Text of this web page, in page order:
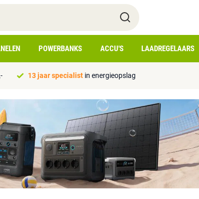
POWERBANKS ACCU'S LAADREGELAARS
13 jaar specialist in energieopslag